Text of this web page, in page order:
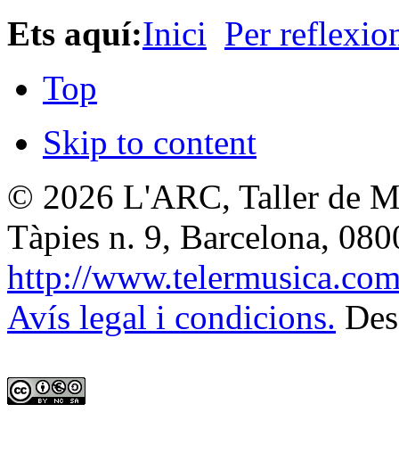
Ets aquí:Inici Per
Top
Skip to content
© 2026 L'ARC, Taller de
Tàpies n. 9, Barcelona,
http://
Avís legal i condicions.